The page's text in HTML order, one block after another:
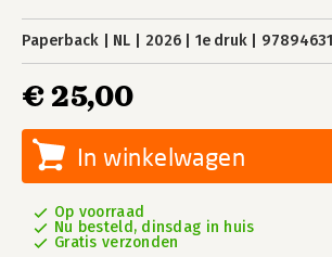
Paperback NL 2026 1e druk
€ 25,00
In winkelwagen
Op voorraad
Nu besteld, dinsdag in huis
Gratis verzonden